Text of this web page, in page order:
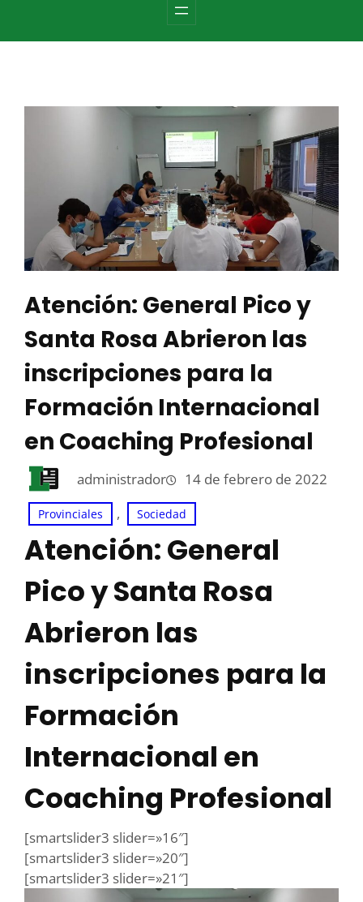
Atención: General Pico y
Santa Rosa Abrieron las
inscripciones para la
Formación Internacional
en Coaching Profesional
administrador 14 de febrero de 2022
Provinciales , Sociedad
Atención: General
Pico y Santa Rosa
Abrieron las
inscripciones para la
Formación
Internacional en
Coaching Profesional
[smartslider3 slider=»16″]
[smartslider3 slider=»20″]
[smartslider3 slider=»21″]